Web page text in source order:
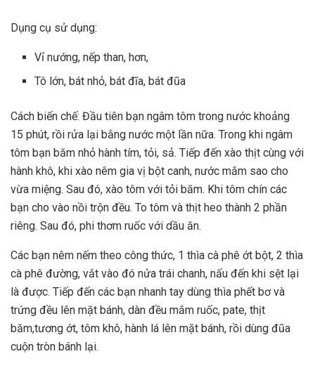
Dụng cụ sử dụng:
Vỉ nướng, nếp than, hơn,
Tô lớn, bát nhỏ, bát đĩa, bát đũa
Cách biến chế: Đầu tiên bạn ngâm tôm trong nước khoảng
15 phút, rồi rửa lại bằng nước một lần nữa. Trong khi ngâm
tôm bạn băm nhỏ hành tím, tỏi, sả. Tiếp đến xào thịt cùng với
hành khô, khi xào nêm gia vị bột canh, nước mắm sao cho
vừa miệng. Sau đó, xào tôm với tỏi băm. Khi tôm chín các
bạn cho vào nồi trộn đều. To tôm và thịt heo thành 2 phần
riêng. Sau đó, phi thơm ruốc với dầu ăn.
Các bạn nêm nếm theo công thức, 1 thìa cà phê ớt bột, 2 thìa
cà phê đường, vắt vào đó nửa trái chanh, nấu đến khi sệt lại
là được. Tiếp đến các bạn nhanh tay dùng thìa phết bơ và
trứng đều lên mặt bánh, dàn đều mắm ruốc, pate, thịt
băm,tương ớt, tôm khô, hành lá lên mặt bánh, rồi dùng đũa
cuộn tròn bánh lại.